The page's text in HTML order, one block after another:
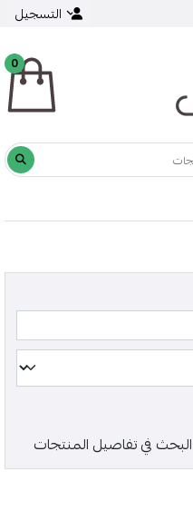
التسجيل
0
البحث في تفاصيل المنتجات